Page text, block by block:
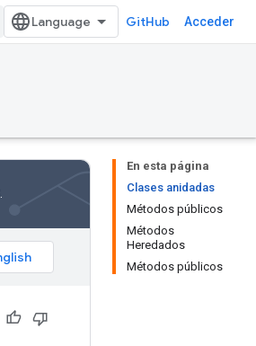
GitHub Acceder
En esta página
Clases anidadas
Métodos públicos
Métodos
Heredados
Métodos públicos